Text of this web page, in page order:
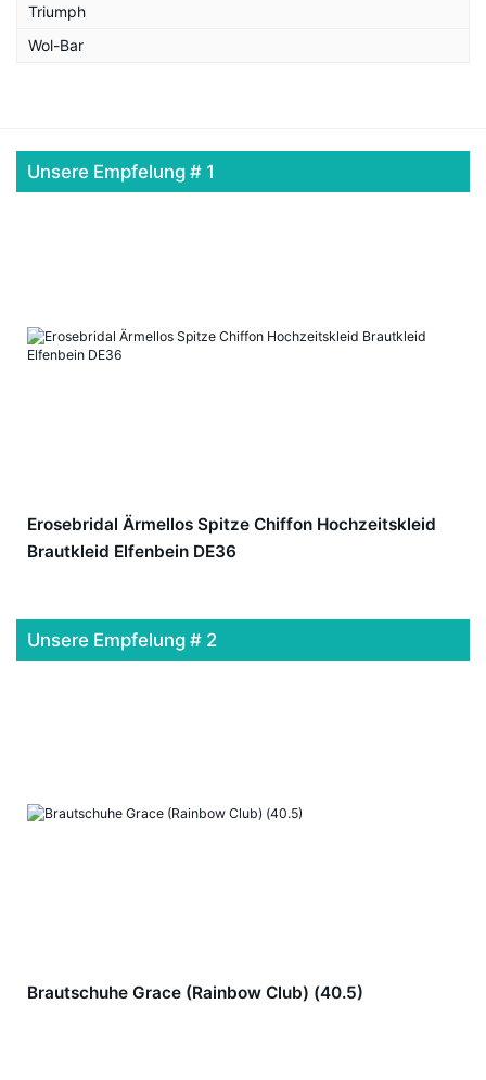
Triumph
Wol-Bar
Unsere Empfelung # 1
Erosebridal Ärmellos Spitze Chiffon Hochzeitskleid
Brautkleid Elfenbein DE36
Unsere Empfelung # 2
Brautschuhe Grace (Rainbow Club) (40.5)